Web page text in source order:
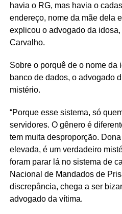
havia o RG, mas havia o
endereço, nome da mãe dela
explicou o advogado da
Carvalho.
Sobre o porquê de o nome da
banco de dados, o advogado
mistério.
“Porque esse sistema, só
servidores. O gênero é
tem muita desproporção.
elevada, é um verdadeiro
foram parar lá no sistema de
Nacional de Mandados de
discrepância, chega a ser
advogado da vítima.